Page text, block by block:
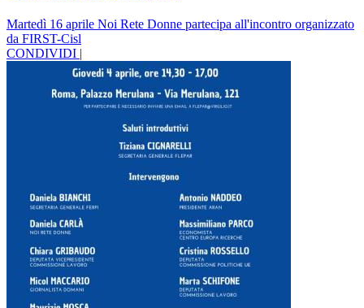
Martedì 16 aprile Noi Rete Donne partecipa all'incontro organizzato
da FIRST-Cisl
CONDIVIDI |